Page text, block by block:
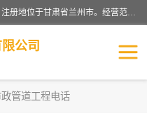
甘肃科探管道工程有限公司成立于2019年，注册地位于甘肃省兰州市。经营范围包括管道安装、清洗、疏通、维修、检测，防水工程，工程钻孔，化粪池清理，暖气安装，给排水管道安装维修，室内外管道如消防、供水、供热管道漏水检测定位，室内外防水堵漏等。
公司
管道工程电话